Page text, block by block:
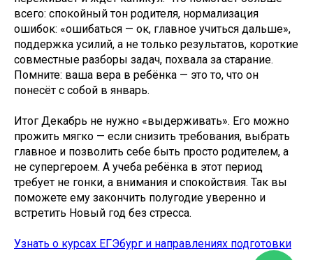
всего: спокойный тон родителя, нормализация
ошибок: «ошибаться — ок, главное учиться дальше»,
поддержка усилий, а не только результатов, короткие
совместные разборы задач, похвала за старание.
Помните: ваша вера в ребёнка — это то, что он
понесёт с собой в январь.
Итог Декабрь не нужно «выдерживать». Его можно
прожить мягко — если снизить требования, выбрать
главное и позволить себе быть просто родителем, а
не супергероем. А учеба ребёнка в этот период
требует не гонки, а внимания и спокойствия. Так вы
поможете ему закончить полугодие уверенно и
встретить Новый год без стресса.
Узнать о курсах ЕГЭбург и направлениях подготовки